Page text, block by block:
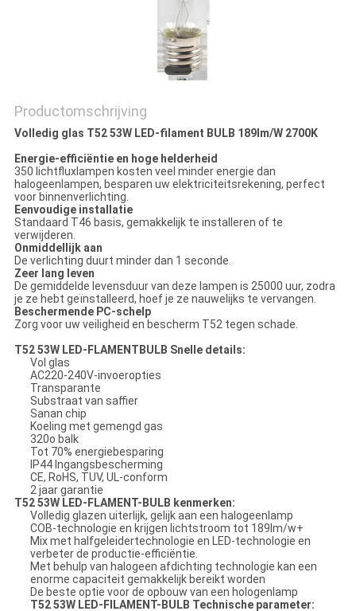
Productomschrijving
Volledig glas T52 53W LED-filament BULB 189lm/W 2700K
Energie-efficiëntie en hoge helderheid
350 lichtfluxlampen kosten veel minder energie dan
halogeenlampen, besparen uw elektriciteitsrekening, perfect
voor binnenverlichting.
Eenvoudige installatie
Standaard T46 basis, gemakkelijk te installeren of te
verwijderen.
Onmiddellijk aan
De verlichting duurt minder dan 1 seconde.
Zeer lang leven
De gemiddelde levensduur van deze lampen is 25000 uur, zodra
je ze hebt geïnstalleerd, hoef je ze nauwelijks te vervangen.
Beschermende PC-schelp
Zorg voor uw veiligheid en bescherm T52 tegen schade.
T52 53W LED-FLAMENTBULB Snelle details:
Vol glas
AC220-240V-invoeropties
Transparante
Substraat van saffier
Sanan chip
Koeling met gemengd gas
320o balk
Tot 70% energiebesparing
IP44 Ingangsbescherming
CE, RoHS, TUV, UL-conform
2 jaar garantie
T52 53W LED-FLAMENT-BULB kenmerken:
Volledig glazen uiterlijk, gelijk aan een halogeenlamp
COB-technologie en krijgen lichtstroom tot 189lm/w+
Mix met halfgeleidertechnologie en LED-technologie en
verbeter de productie-efficiëntie.
Met behulp van halogeen afdichting technologie kan een
enorme capaciteit gemakkelijk bereikt worden
De beste optie voor de opbouw van een hologenlamp
T52 53W LED-FILAMENT-BULB Technische parameter: